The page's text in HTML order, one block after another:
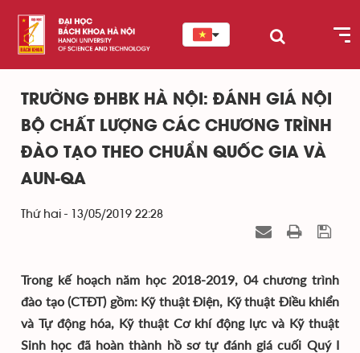
TRƯỜNG ĐHBK HÀ NỘI: ĐÁNH GIÁ NỘI
BỘ CHẤT LƯỢNG CÁC CHƯƠNG TRÌNH
ĐÀO TẠO THEO CHUẨN QUỐC GIA VÀ
AUN-QA
Thứ hai - 13/05/2019 22:28
Trong kế hoạch năm học 2018-2019, 04 chương trình
đào tạo (CTĐT) gồm: Kỹ thuật Điện, Kỹ thuật Điều khiển
và Tự động hóa, Kỹ thuật Cơ khí động lực và Kỹ thuật
Sinh học đã hoàn thành hồ sơ tự đánh giá cuối Quý I